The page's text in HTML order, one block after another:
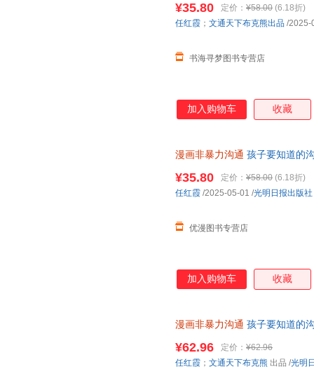
¥35.80 定价： ¥58.00 (6.18折)
书海寻梦图书专营店
任红霞 ； 文通天下布克熊出品 /2025-
加入购物车 收藏
漫画非暴力沟通 孩子要知道的
¥35.80 定价： ¥58.00 (6.18折)
优漫图书专营店
任红霞 /2025-05-01 /光明日报出版社
加入购物车 收藏
漫画非暴力沟通 孩子要知道的
¥62.96 定价： ¥62.96
任红霞 ； 文通天下布克熊 出品 /光明